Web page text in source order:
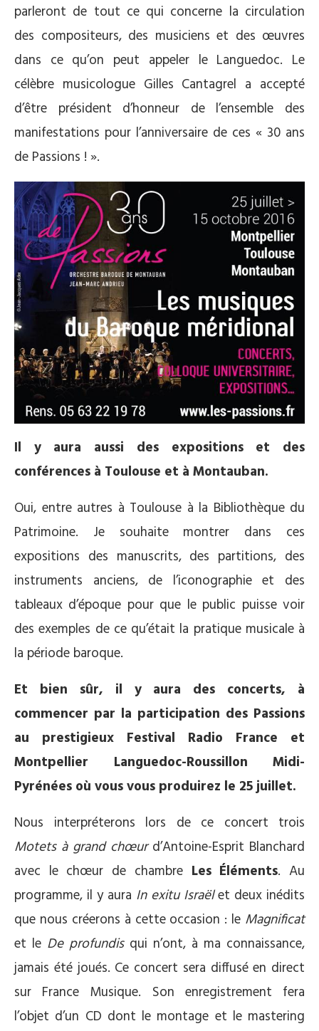
parleront de tout ce qui concerne la circulation
des compositeurs, des musiciens et des œuvres
dans ce qu’on peut appeler le Languedoc. Le
célèbre musicologue Gilles Cantagrel a accepté
d’être président d’honneur de l’ensemble des
manifestations pour l’anniversaire de ces « 30 ans
de Passions ! ».
Il y aura aussi des expositions et des
conférences à Toulouse et à Montauban.
Oui, entre autres à Toulouse à la Bibliothèque du
Patrimoine. Je souhaite montrer dans ces
expositions des manuscrits, des partitions, des
instruments anciens, de l’iconographie et des
tableaux d’époque pour que le public puisse voir
des exemples de ce qu’était la pratique musicale à
la période baroque.
Et bien sûr, il y aura des concerts, à
commencer par la participation des Passions
au prestigieux Festival Radio France et
Montpellier Languedoc-Roussillon Midi-
Pyrénées où vous vous produirez le 25 juillet.
Nous interpréterons lors de ce concert trois
Motets à grand chœurd’Antoine-Esprit Blanchard
avec le chœur de chambre Les Éléments. Au
programme, il y aura In exitu Israëlet deux inédits
que nous créerons à cette occasion : le Magnificat
et le De profundis qui n’ont, à ma connaissance,
jamais été joués. Ce concert sera diffusé en direct
sur France Musique. Son enregistrement fera
l’objet d’un CD dont le montage et le mastering